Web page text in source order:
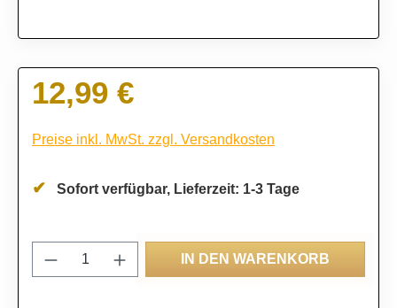
Regulärer Preis:
12,99 €
Preise inkl. MwSt. zzgl. Versandkosten
Sofort verfügbar, Lieferzeit: 1-3 Tage
Produkt Anzahl: Gib den gewünschten
IN DEN WARENKORB